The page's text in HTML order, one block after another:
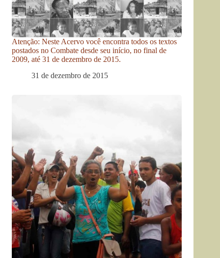
Atenção: Neste Acervo você encontra todos os textos
postados no Combate desde seu início, no final de
2009, até 31 de dezembro de 2015.
31 de dezembro de 2015